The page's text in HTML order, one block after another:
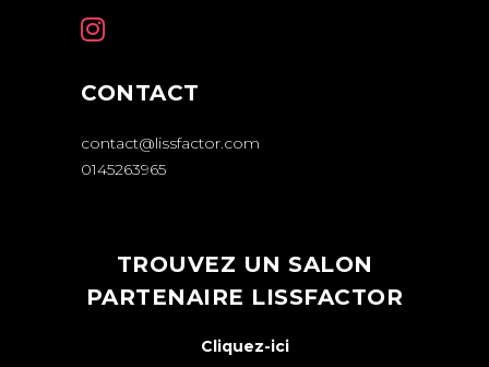
CONTACT
contact@lissfactor.com
0145263965
TROUVEZ UN SALON
PARTENAIRE LISSFACTOR
Cliquez-ici